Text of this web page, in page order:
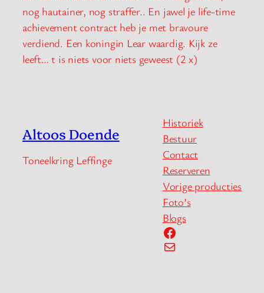
nog hautainer, nog straffer.. En jawel je life-time
achievement contract heb je met bravoure
verdiend. Een koningin Lear waardig. Kijk ze
leeft… t is niets voor niets geweest (2 x)
Altoos Doende
Toneelkring Leffinge
Historiek
Bestuur
Contact
Reserveren
Vorige producties
Foto’s
Blogs
Facebook
Mail